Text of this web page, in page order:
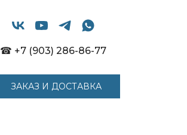
☎ +7 (903) 286-86-77
ЗАКАЗ И ДОСТАВКА